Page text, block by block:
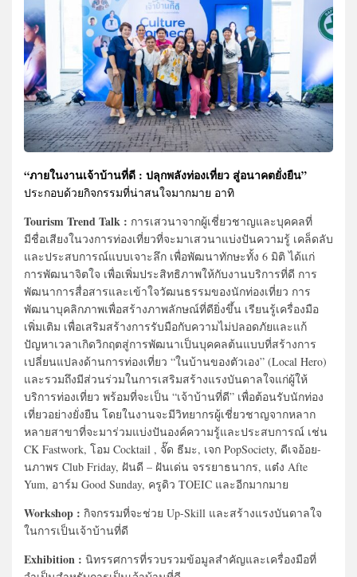
“ภายในงานเจ้าบ้านที่ดี : ปลุกพลังท่องเที่ยว สู่อนาคตยั่งยืน”
ประกอบด้วยกิจกรรมที่น่าสนใจมากมาย อาทิ
Tourism Trend Talk : การเสวนาจากผู้เชี่ยวชาญและบุคคลที่
มีชื่อเสียงในวงการท่องเที่ยวที่จะมาเสวนาแบ่งปันความรู้ เคล็ดลับ
และประสบการณ์แบบเจาะลึก เพื่อพัฒนาทักษะทั้ง 6 มิติ ได้แก่
การพัฒนาจิตใจ เพื่อเพิ่มประสิทธิภาพให้กับงานบริการที่ดี การ
พัฒนาการสื่อสารและเข้าใจวัฒนธรรมของนักท่องเที่ยว การ
พัฒนาบุคลิกภาพเพื่อสร้างภาพลักษณ์ที่ดียิ่งขึ้น เรียนรู้เครื่องมือ
เพิ่มเติม เพื่อเสริมสร้างการรับมือกับความไม่ปลอดภัยและแก้
ปัญหาเวลาเกิดวิกฤตสู่การพัฒนาเป็นบุคคลต้นแบบที่สร้างการ
เปลี่ยนแปลงด้านการท่องเที่ยว “ในบ้านของตัวเอง” (Local Hero)
และรวมถึงมีส่วนร่วมในการเสริมสร้างแรงบันดาลใจแก่ผู้ให้
บริการท่องเที่ยว พร้อมที่จะเป็น “เจ้าบ้านที่ดี” เพื่อต้อนรับนักท่อง
เที่ยวอย่างยั่งยืน โดยในงานจะมีวิทยากรผู้เชี่ยวชาญจากหลาก
หลายสาขาที่จะมาร่วมแบ่งปันองค์ความรู้และประสบการณ์ เช่น
CK Fastwork, โอม Cocktail , จั๊ด ธีมะ, เจก PopSociety, ดีเจอ้อย-
นภาพร Club Friday, ฝันดี – ฝันเด่น จรรยาธนากร, แต๋ง Afte
Yum, อาร์ม Good Sunday, ครูดิว TOEIC และอีกมากมาย
Workshop : กิจกรรมที่จะช่วย Up-Skill และสร้างแรงบันดาลใจ
ในการเป็นเจ้าบ้านที่ดี
Exhibition : นิทรรศการที่รวบรวมข้อมูลสำคัญและเครื่องมือที่